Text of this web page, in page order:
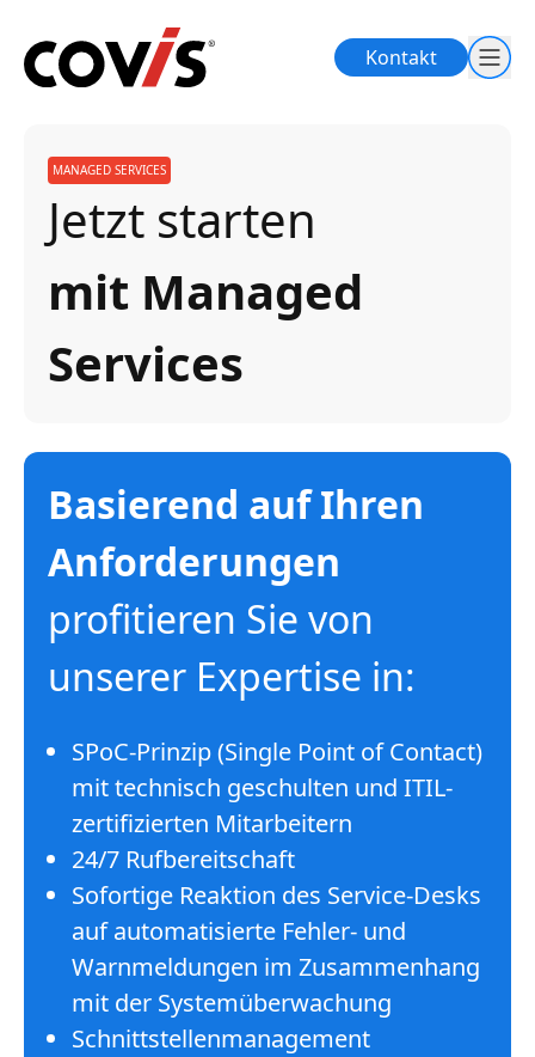
Kontakt
MANAGED SERVICES
Jetzt starten
mit Managed
Services
Basierend auf Ihren
Anforderungen
profitieren Sie von
unserer Expertise in:
SPoC-Prinzip (Single Point of Contact)
mit technisch geschulten und ITIL-
zertifizierten Mitarbeitern
24/7 Rufbereitschaft
Sofortige Reaktion des Service-Desks
auf automatisierte Fehler- und
Warnmeldungen im Zusammenhang
mit der Systemüberwachung
Schnittstellenmanagement